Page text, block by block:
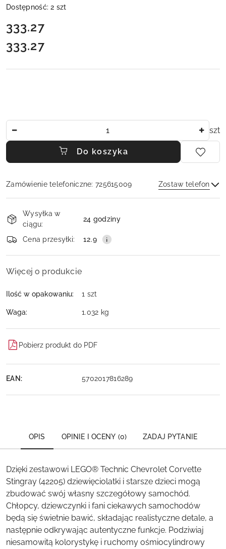
Dostępność:2 szt
cena:
333.27
Cena:
333.27
szt
Do koszyka
Zamówienie telefoniczne: 725615009 Zostaw telefon
i
dostawa
Wysyłka w
ciągu:
24 godziny
Cena przesyłki: 12.9
Więcej o produkcie
Ilość w opakowaniu: 1 szt
Waga: 1.032 kg
Pobierz produkt do PDF
EAN: 5702017816289
OPIS OPINIE I OCENY (0) ZADAJ PYTANIE
Dzięki zestawowi LEGO® Technic Chevrolet Corvette
Stingray (42205) dziewięciolatki i starsze dzieci mogą
zbudować swój własny szczegółowy samochód.
Chłopcy, dziewczynki i fani ciekawych samochodów
będą się świetnie bawić, składając realistyczne detale, a
następnie odkrywając autentyczne funkcje. Podziwiaj
niesamowitą kolorystykę i ruchomy ośmiocylindrowy